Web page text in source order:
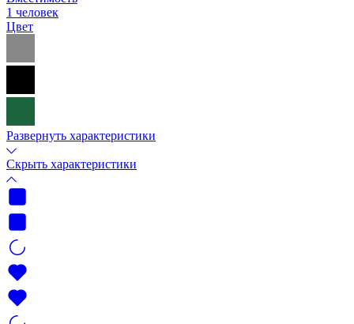
1 человек
Цвет
Развернуть характеристики
Скрыть характеристики